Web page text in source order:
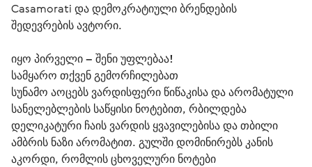
Casamorati და დემოკრატიული ბრენდების
შედევრების ავტორი.
იყო პირველი – შენი უფლებაა!
სამყარო თქვენ გემორჩილებათ
სუნამო აოცებს ვარდისფერი წიწაკისა და არომატული
სანელებლების საწყისი ნოტებით, რბილდება
დელიკატური ჩაის ვარდის ყვავილებისა და თბილი
ამბრის ნაზი არომატით. გულში დომინირებს კანის
აკორდი, რომლის ცხოველური ნოტები